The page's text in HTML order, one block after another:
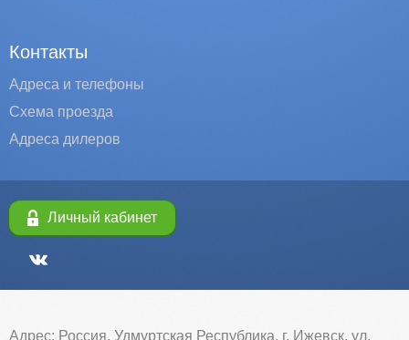
Контакты
Адреса и телефоны
Схема проезда
Адреса дилеров
Личный кабинет
Адрес: Россия, Удмуртская Республика, г. Ижевск, ул.